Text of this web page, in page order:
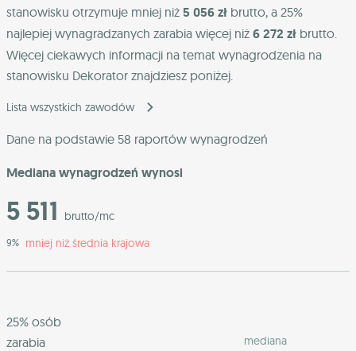
stanowisku otrzymuje mniej niż 5 056 zł brutto, a 25%
najlepiej wynagradzanych zarabia więcej niż 6 272 zł brutto.
Więcej ciekawych informacji na temat wynagrodzenia na
stanowisku Dekorator znajdziesz poniżej.
Lista wszystkich zawodów
Dane na podstawie 58 raportów wynagrodzeń
Mediana wynagrodzeń wynosi
5 511 brutto/mc
9% mniej niż średnia krajowa
25% osób
zarabia
mediana